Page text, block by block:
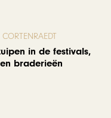
in de festivals,
braderieën